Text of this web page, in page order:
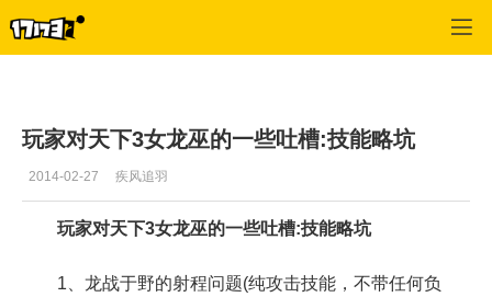
玩家对天下3女龙巫的一些吐槽:技能略坑
2014-02-27 疾风追羽
玩家对天下3女龙巫的一些吐槽:技能略坑
1、龙战于野的射程问题(纯攻击技能，不带任何负